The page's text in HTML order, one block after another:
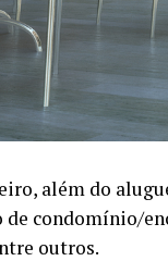
além do
condomínio/
outros.